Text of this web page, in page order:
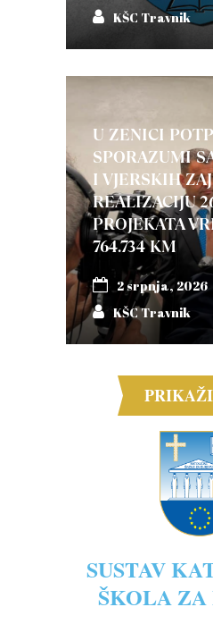
KŠC Travnik
U ZENICI
SPORAZUMI
I VJERSKIH
REALIZACIJU
PROJEKATA
764.734 KM
2 srpnja, 2026
KŠC Travnik
SUSTAV
ŠKOLA ZA